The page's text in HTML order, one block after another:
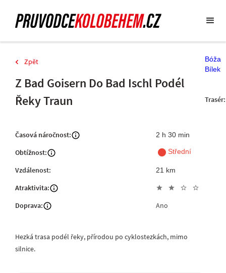
Obtížnost:
2 h 30 min
Trasér:
Zpět
Vzdálenost:
Z Bad Goisern Do Bad Ischl Podél
Řeky Traun
Bóža
Bílek
fiber_manual_recordStřední
21 km
Doprava:
Atraktivita:
Časová náročnost:
star star star_outline star_outline
Ano
Hezká trasa podél řeky, přírodou po cyklostezkách, mimo
silnice.